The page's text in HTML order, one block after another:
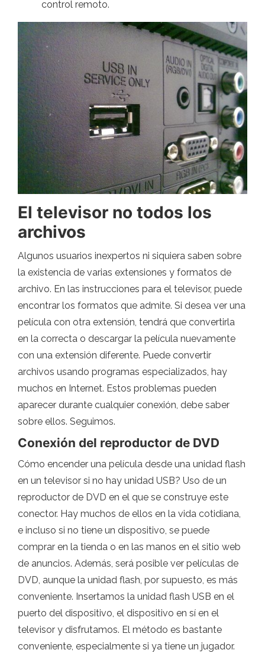
control remoto.
El televisor no todos los
archivos
Algunos usuarios inexpertos ni siquiera saben sobre
la existencia de varias extensiones y formatos de
archivo. En las instrucciones para el televisor, puede
encontrar los formatos que admite. Si desea ver una
película con otra extensión, tendrá que convertirla
en la correcta o descargar la película nuevamente
con una extensión diferente. Puede convertir
archivos usando programas especializados, hay
muchos en Internet. Estos problemas pueden
aparecer durante cualquier conexión, debe saber
sobre ellos. Seguimos.
Conexión del reproductor de DVD
Cómo encender una película desde una unidad flash
en un televisor si no hay unidad USB? Uso de un
reproductor de DVD en el que se construye este
conector. Hay muchos de ellos en la vida cotidiana,
e incluso si no tiene un dispositivo, se puede
comprar en la tienda o en las manos en el sitio web
de anuncios. Además, será posible ver películas de
DVD, aunque la unidad flash, por supuesto, es más
conveniente. Insertamos la unidad flash USB en el
puerto del dispositivo, el dispositivo en sí en el
televisor y disfrutamos. El método es bastante
conveniente, especialmente si ya tiene un jugador.